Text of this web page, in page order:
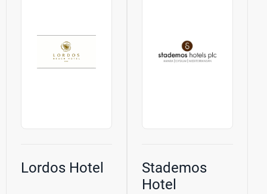
Lordos Hotel
Stademos
Hotel